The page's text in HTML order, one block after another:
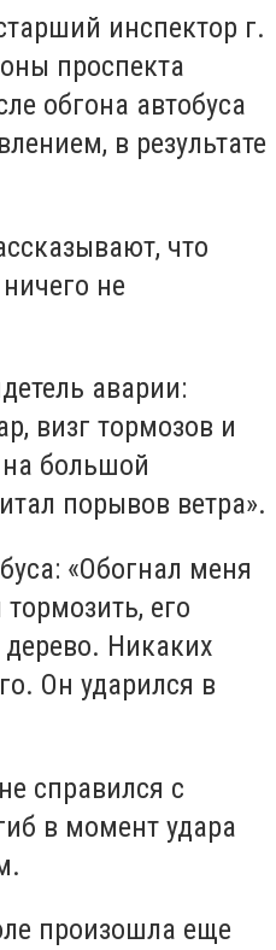
инспектор г.
проспекта
обгона автобуса
в результате
что
не
аварии:
визг тормозов и
большой
порывов ветра».
«Обогнал меня
его
дерево. Никаких
Он ударился в
справился с
в момент удара
произошла еще